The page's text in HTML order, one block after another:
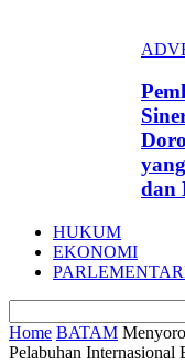
dan
HUKUM
EKONOMI
Home BATAM
Pelabuhan Internasional